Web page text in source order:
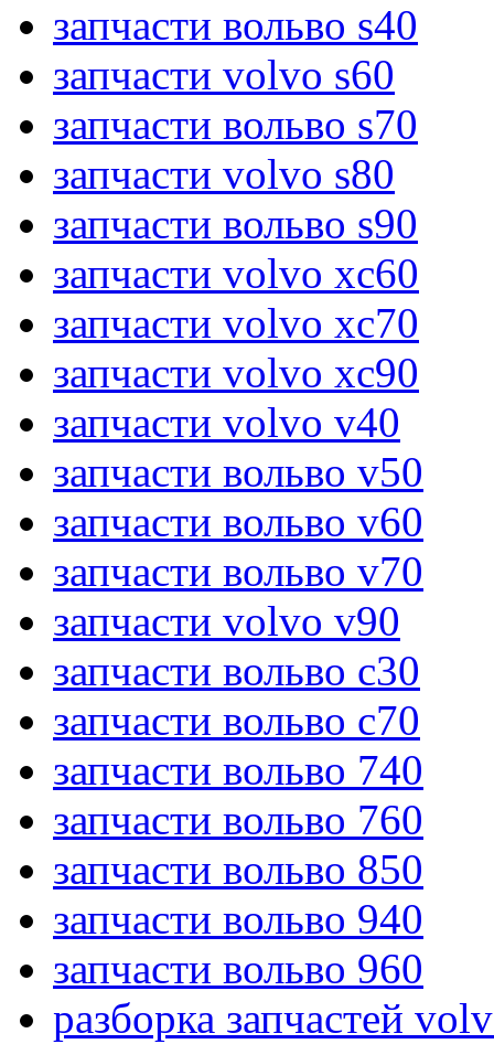
запчасти вольво s40
запчасти volvo s60
запчасти вольво s70
запчасти volvo s80
запчасти вольво s90
запчасти volvo xc60
запчасти volvo xc70
запчасти volvo xc90
запчасти volvo v40
запчасти вольво v50
запчасти вольво v60
запчасти вольво v70
запчасти volvo v90
запчасти вольво c30
запчасти вольво c70
запчасти вольво 740
запчасти вольво 760
запчасти вольво 850
запчасти вольво 940
запчасти вольво 960
разборка запчастей